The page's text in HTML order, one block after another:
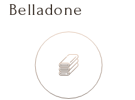
Belladone